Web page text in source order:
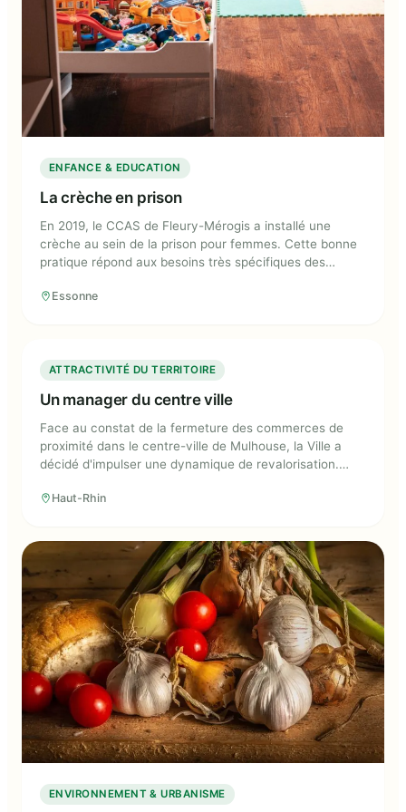
ENFANCE & EDUCATION
La crèche en prison
En 2019, le CCAS de Fleury-Mérogis a installé une
crèche au sein de la prison pour femmes. Cette bonne
pratique répond aux besoins très spécifiques des
le maintien des liens familiaux et contribue aux bien-
Essonne
Un manager du centre ville
ATTRACTIVITÉ DU TERRITOIRE
Un manager du centre ville
Face au constat de la fermeture des commerces de
proximité dans le centre-ville de Mulhouse, la Ville a
décidé d'impulser une dynamique de revalorisation.
Grand Centre », grand plan d'investissement de 30
équipements disponibles.
Haut-Rhin
ENVIRONNEMENT & URBANISME